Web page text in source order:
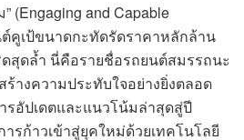
(Engaging and Capable
ต์คูเป้ขนาดกะทัดรัดราคาหลักล้าน
สุดล้ำ นี่คือรายชื่อรถยนต์สมรรถนะ
างความประทับใจอย่างยิ่งตลอด
รอัปเดตและแนวโน้มล่าสุดสู่ปี
ารก้าวเข้าสู่ยุคใหม่ด้วยเทคโนโลยี